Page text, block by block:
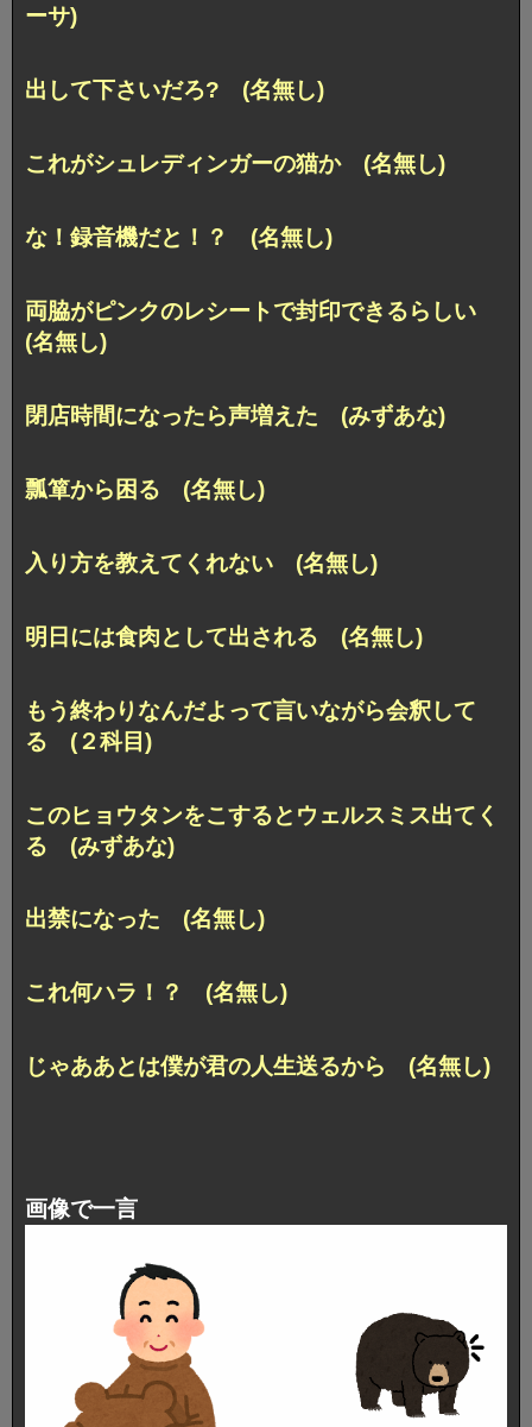
ーサ)
出して下さいだろ? (名無し)
これがシュレディンガーの猫か (名無し)
な！録音機だと！？ (名無し)
両脇がピンクのレシートで封印できるらしい
(名無し)
閉店時間になったら声増えた (みずあな)
瓢箪から困る (名無し)
入り方を教えてくれない (名無し)
明日には食肉として出される (名無し)
もう終わりなんだよって言いながら会釈して
る (２科目)
このヒョウタンをこするとウェルスミス出てく
る (みずあな)
出禁になった (名無し)
これ何ハラ！？ (名無し)
じゃああとは僕が君の人生送るから (名無し)
画像で一言